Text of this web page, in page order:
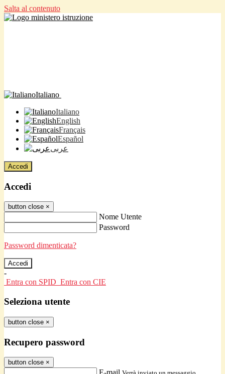
Salta al contenuto
Italiano
Italiano
English
Français
Español
عربى
Accedi
Accedi
button close ×
Nome Utente
Password
Password dimenticata?
-
Entra con SPID Entra con CIE
Seleziona utente
button close ×
Recupero password
button close ×